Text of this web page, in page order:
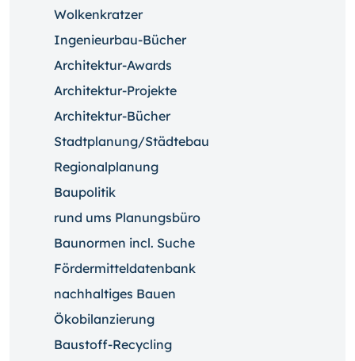
Wolkenkratzer
Ingenieurbau-Bücher
Architektur-Awards
Architektur-Projekte
Architektur-Bücher
Stadtplanung/Städtebau
Regionalplanung
Baupolitik
rund ums Planungsbüro
Baunormen incl. Suche
Fördermitteldatenbank
nachhaltiges Bauen
Ökobilanzierung
Baustoff-Recycling